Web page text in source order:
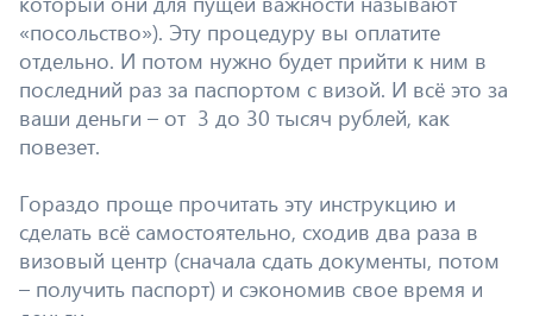
«посольство»). Эту процедуру вы оплатите
отдельно. И потом нужно будет прийти к ним в
последний раз за паспортом с визой. И всё это за
ваши деньги – от 3 до 30 тысяч рублей, как
повезет.
Гораздо проще прочитать эту инструкцию и
сделать всё самостоятельно, сходив два раза в
визовый центр (сначала сдать документы, потом
– получить паспорт) и сэкономив свое время и